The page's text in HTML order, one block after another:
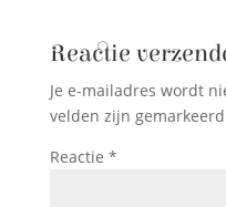
Reactie
Je e-mailadres wordt
velden zijn
Reactie *